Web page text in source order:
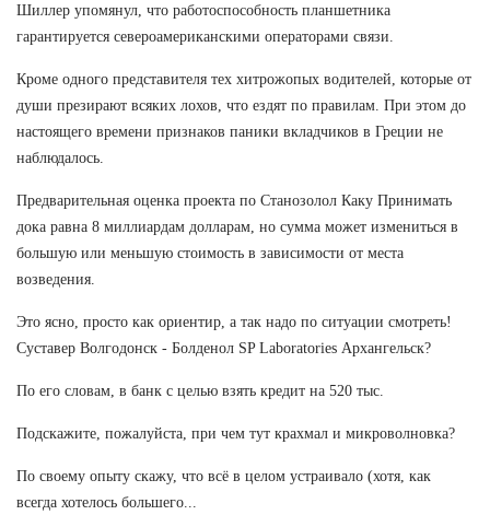
Шиллер упомянул, что работоспособность планшетника
гарантируется североамериканскими операторами связи.
Кроме одного представителя тех хитрожопых водителей, которые от
души презирают всяких лохов, что ездят по правилам. При этом до
настоящего времени признаков паники вкладчиков в Греции не
наблюдалось.
Предварительная оценка проекта по Станозолол Каку Принимать
дока равна 8 миллиардам долларам, но сумма может измениться в
большую или меньшую стоимость в зависимости от места
возведения.
Это ясно, просто как ориентир, а так надо по ситуации смотреть!
Суставер Волгодонск - Болденол SP Laboratories Архангельск?
По его словам, в банк с целью взять кредит на 520 тыс.
Подскажите, пожалуйста, при чем тут крахмал и микроволновка?
По своему опыту скажу, что всё в целом устраивало (хотя, как
всегда хотелось большего...